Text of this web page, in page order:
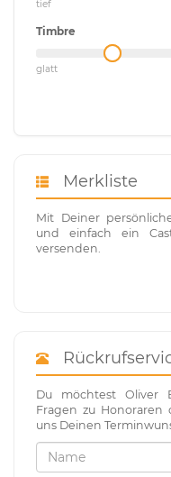
tief
Timbre
glatt
Merkliste
Mit Deiner
und einfach ein
versenden.
Du möchtest Oliver
Fragen zu Honoraren
uns Deinen